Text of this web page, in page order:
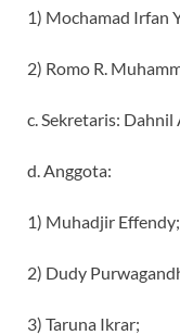
1) Mochamad Irfan
2) Romo R.
c. Sekretaris:
d. Anggota:
1) Muhadjir Effendy;
2) Dudy
3) Taruna Ikrar;